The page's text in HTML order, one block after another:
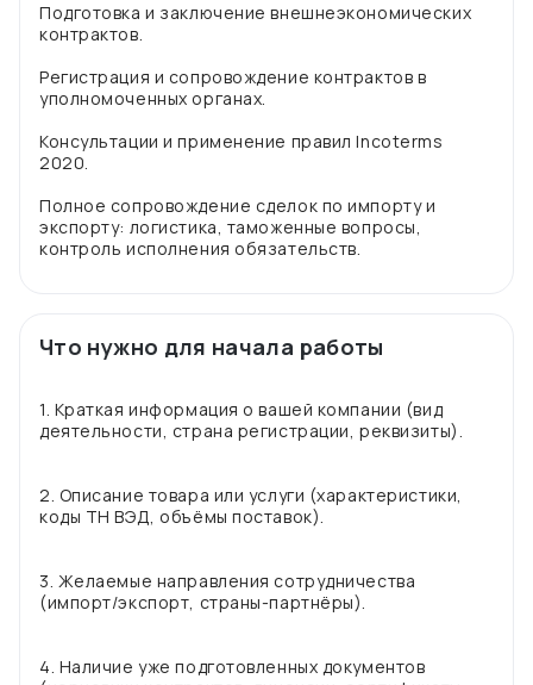
Подготовка и заключение внешнеэкономических
контрактов.
Регистрация и сопровождение контрактов в
уполномоченных органах.
Консультации и применение правил Incoterms
2020.
Полное сопровождение сделок по импорту и
экспорту: логистика, таможенные вопросы,
Что нужно для начала работы
1. Краткая информация о вашей компании (вид
деятельности, страна регистрации, реквизиты).
2. Описание товара или услуги (характеристики,
коды ТН ВЭД, объёмы поставок).
3. Желаемые направления сотрудничества
(импорт/экспорт, страны-партнёры).
4. Наличие уже подготовленных документов